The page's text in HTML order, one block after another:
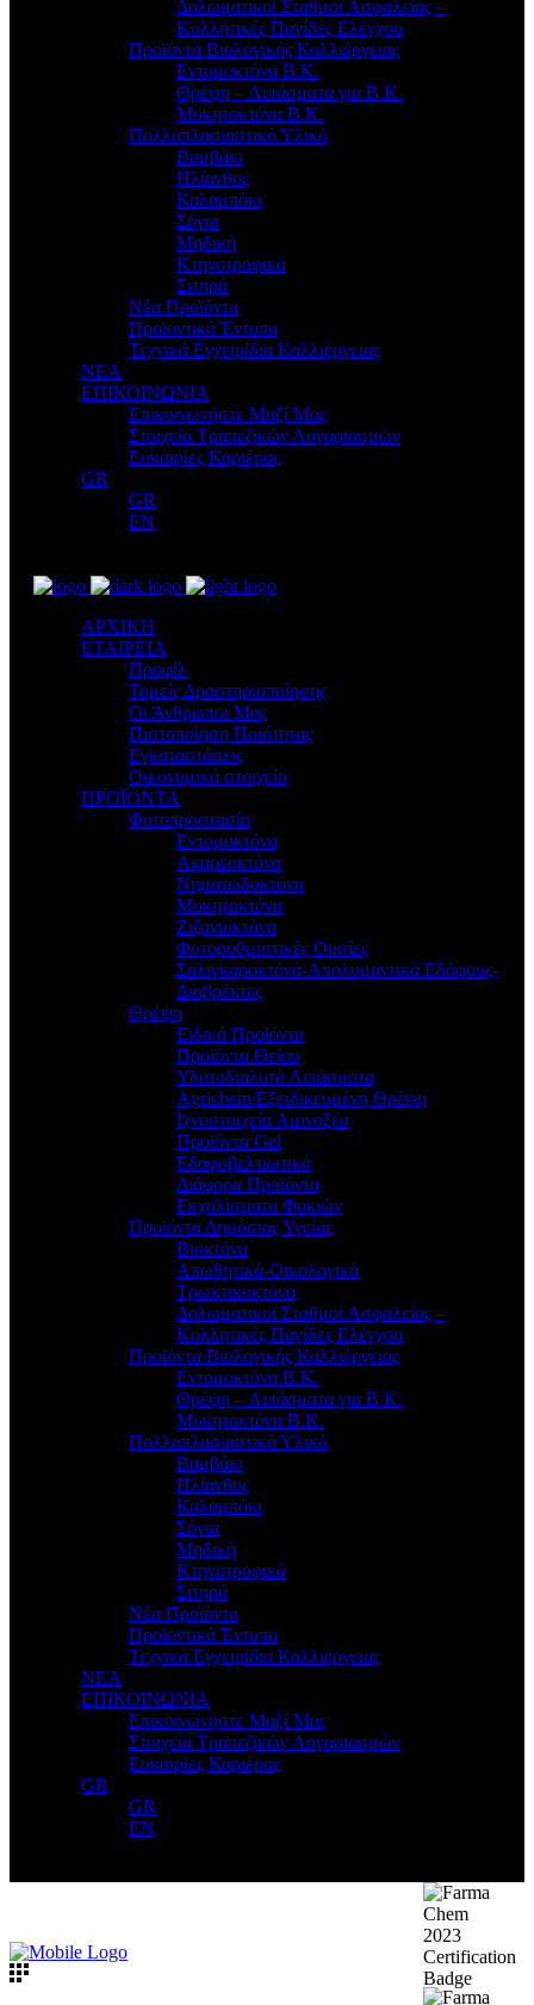
Δολωματικοί Σταθμοί Ασφαλείας –
Κολλητικές Παγίδες Ελέγχου
Προϊόντα Βιολογικής Καλλιέργειας
Εντομοκτόνα Β.Κ.
Θρέψη – Λιπάσματα για Β.Κ.
Μυκητοκτόνα Β.Κ.
Πολλαπλασιαστικό Υλικό
Βαμβάκι
Ηλίανθος
Καλαμπόκι
Σόγια
Μηδική
Κτηνοτροφικά
Σιτηρά
Νέα Προϊόντα
Προϊοντικά Έντυπα
Τεχνικά Εγχειρίδια Καλλιέργειας
ΝΕΑ
ΕΠΙΚΟΙΝΩΝΙΑ
Επικοινωνήστε Μαζί Μας
Στοιχεία Τραπεζικών Λογαριασμών
Ευκαιρίες Καριέρας
GR
GR
EN
ΑΡΧΙΚΗ
ΕΤΑΙΡΕΙΑ
Προφίλ
Τομείς Δραστηριοποίησης
Οι Άνθρωποι Μας
Πιστοποίηση Ποιότητας
Εγκαταστάσεις
Οικονομικά στοιχεία
ΠΡΟΪΟΝΤΑ
Φυτοπροστασία
Εντομοκτόνα
Ακαρεοκτόνα
Νηματωδοκτόνα
Μυκητοκτόνα
Ζιζανιοκτόνα
Φυτορυθμιστικές Ουσίες
Σαλιγκαροκτόνα-Απολυμαντικά Εδάφους-
Διαβρέκτες
Θρέψη
Ειδικά Προϊόντα
Προϊόντα Θείου
Υδατοδιαλυτά Λιπάσματα
Agrichem/Εξειδικευμένη Θρέψη
Ιχνοστοιχεία Αμινοξέα
Προϊόντα Gel
Εδαφοβελτιωτικά
Διάφορα Προϊόντα
Εκχυλίσματα Φυκιών
Προϊόντα Δημόσιας Υγείας
Βιοκτόνα
Απωθητικά-Οικολογικά
Τρωκτικοκτόνα
Δολωματικοί Σταθμοί Ασφαλείας –
Κολλητικές Παγίδες Ελέγχου
Προϊόντα Βιολογικής Καλλιέργειας
Εντομοκτόνα Β.Κ.
Θρέψη – Λιπάσματα για Β.Κ.
Μυκητοκτόνα Β.Κ.
Πολλαπλασιαστικό Υλικό
Βαμβάκι
Ηλίανθος
Καλαμπόκι
Σόγια
Μηδική
Κτηνοτροφικά
Σιτηρά
Νέα Προϊόντα
Προϊοντικά Έντυπα
Τεχνικά Εγχειρίδια Καλλιέργειας
ΝΕΑ
ΕΠΙΚΟΙΝΩΝΙΑ
Επικοινωνήστε Μαζί Μας
Στοιχεία Τραπεζικών Λογαριασμών
Ευκαιρίες Καριέρας
GR
GR
EN